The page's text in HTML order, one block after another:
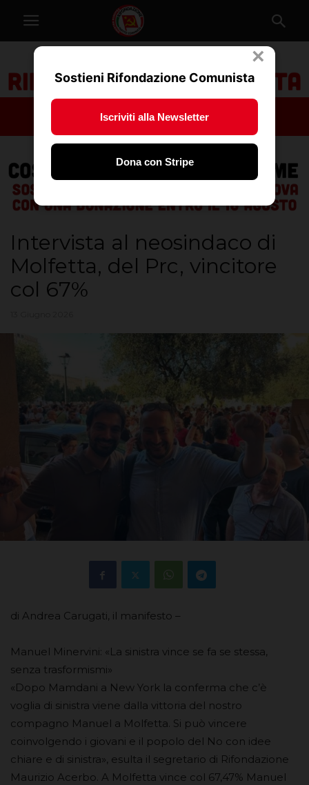
Intervista al neosindaco di
Molfetta, del Prc, vincitore
col 67%
di Andrea Carugati, il manifesto –
Manuel Minervini: «La sinistra vince se fa se stessa,
senza trasformismi»
«Dopo Mamdani a New York la conferma che c’è
voglia di sinistra viene dalla vittoria del nostro
compagno Manuel a Molfetta. Si può vincere
coinvolgendo i giovani e il popolo del No con idee
chiare e di sinistra», esulta il segretario di Rifondazione
Maurizio Acerbo. A Molfetta vince col 67,47% Manuel
×
Sostieni Rifondazione Comunista
Iscriviti alla Newsletter
Dona con Stripe